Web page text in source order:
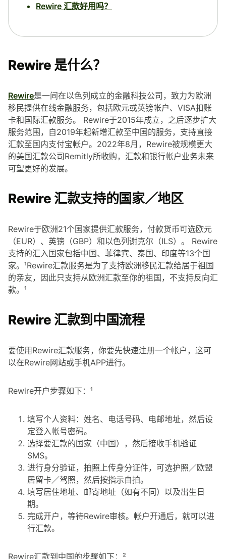
Rewire 汇款好用吗？
Rewire 是什么？
Rewire是一间在以色列成立的金融科技公司，致力为欧洲
移民提供在线金融服务，包括欧元或英镑帐户、VISA扣账
卡和国际汇款服务。 Rewire于2015年成立，之后逐步扩大
服务范围，自2019年起新增汇款至中国的服务，支持直接
汇款至国内支付宝帐户。2022年8月，Rewire被规模更大
的美国汇款公司Remitly所收购，汇款和银行帐户业务未来
可望更好的发展。
Rewire 汇款支持的国家／地区
Rewire于欧洲21个国家提供汇款服务，付款货币可选欧元
（EUR）、英镑（GBP）和以色列谢克尔（ILS）。 Rewire
支持的汇入国家包括中国、菲律宾、泰国、印度等13个国
家。¹Rewire汇款服务是为了支持欧洲移民汇款给居于祖国
的亲友，因此只支持从欧洲汇款至你的祖国，不支持反向汇
款。¹
Rewire 汇款到中国流程
要使用Rewire汇款服务，你要先快速注册一个帐户，这可
以在Rewire网站或手机APP进行。
Rewire开户步骤如下：¹
填写个人资料：姓名、电话号码、电邮地址，然后设
定登入帐号密码。
选择要汇款的国家（中国），然后接收手机验证
SMS。
进行身分验证，拍照上传身分证件，可选护照／欧盟
居留卡／驾照，然后按指示自拍。
填写居住地址、邮寄地址（如有不同）以及出生日
期。
完成开户，等待Rewire审核。帐户开通后，就可以进
行汇款。
Rewire汇款到中国的步骤如下：²